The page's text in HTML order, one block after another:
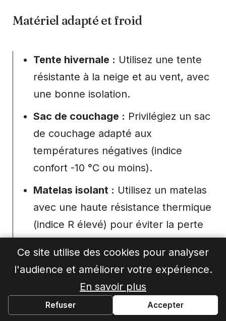
Matériel adapté et froid
Tente hivernale : Utilisez une tente
résistante à la neige et au vent, avec
une bonne isolation.
Sac de couchage : Privilégiez un sac
de couchage adapté aux
températures négatives (indice
confort -10 °C ou moins).
Matelas isolant : Utilisez un matelas
avec une haute résistance thermique
(indice R élevé) pour éviter la perte
de chaleur par le sol.
Vêtements chauds :
Préparez
plusieurs couches, incluant des sous-
vêtements thermiques, une couche
intermédiaire en polaire, et une veste
Ce site utilise des cookies pour analyser
l'audience et améliorer votre expérience.
En savoir plus
Refuser Accepter